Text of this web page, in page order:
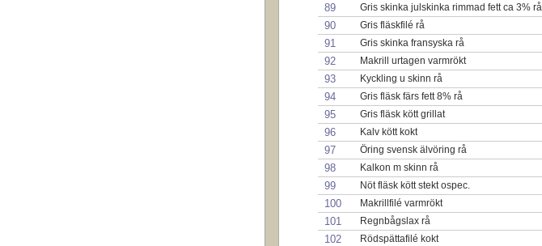
89
Gris skinka julskinka rimmad fett ca 3% rå
90
Gris fläskfilé rå
91
Gris skinka fransyska rå
92
Makrill urtagen varmrökt
93
Kyckling u skinn rå
94
Gris fläsk färs fett 8% rå
95
Gris fläsk kött grillat
96
Kalv kött kokt
97
Öring svensk älvöring rå
98
Kalkon m skinn rå
99
Nöt fläsk kött stekt ospec.
100
Makrillfilé varmrökt
101
Regnbågslax rå
102
Rödspättafilé kokt